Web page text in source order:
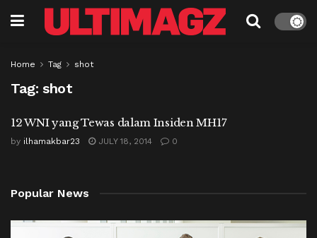
Home Tag shot
Tag: shot
12 WNI yang Tewas dalam Insiden MH17
by ilhamakbar23 JULY 18, 2014 0
Popular News